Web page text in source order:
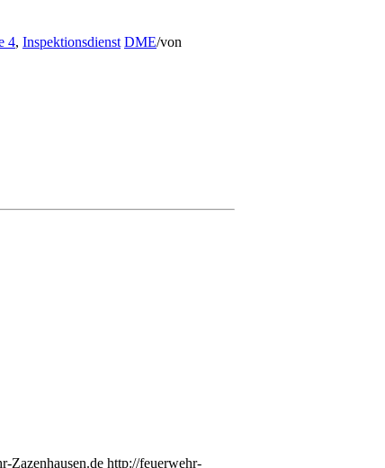
4, Inspektionsdienst DME/von
Zazenhausen.de http://feuerwehr-